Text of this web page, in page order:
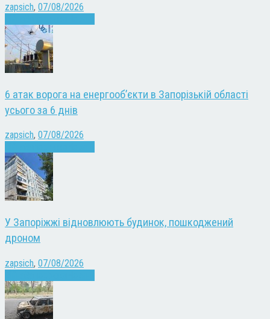
zapsich, 07/08/2026
6 атак ворога на енергооб’єкти в Запорізькій області
усього за 6 днів
zapsich, 07/08/2026
У Запоріжжі відновлюють будинок, пошкоджений
дроном
zapsich, 07/08/2026